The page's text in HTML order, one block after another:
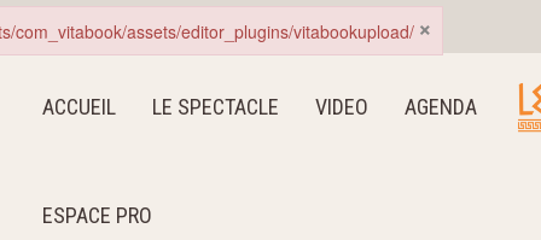
ACCUEIL LE SPECTACLE VIDEO AGENDA
ESPACE PRO
com_vitabook/assets/editor_plugins/vitabookupload/ ×